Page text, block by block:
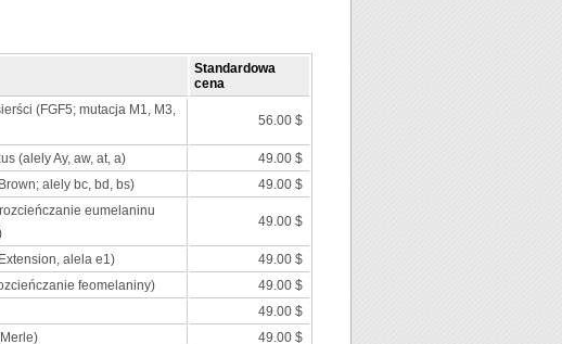
Standardowa
cena
(FGF5; mutacja M1, M3,
56.00 $
(alely Ay, aw, at, a)
49.00 $
alely bc, bd, bs) 49.00 $
eumelaninu
49.00 $
alela e1)
49.00 $
feomelaniny)
49.00 $
49.00 $
49.00 $